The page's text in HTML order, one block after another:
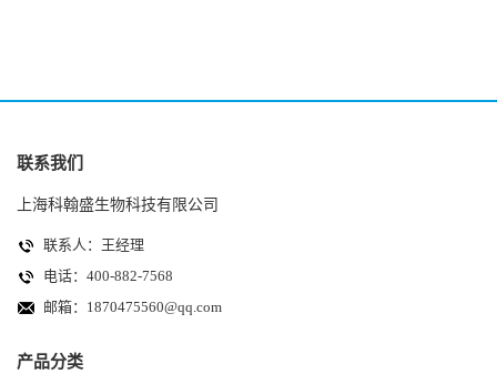
联系我们
上海科翰盛生物科技有限公司
联系人：王经理
电话：400-882-7568
邮箱： 1870475560@qq.com
产品分类